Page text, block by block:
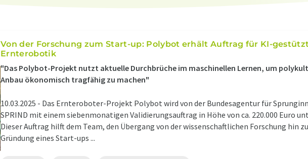
Von der Forschung zum Start-up: Polybot erhält Auftrag für KI-
Ernterobotik
"Das Polybot-Projekt nutzt aktuelle Durchbrüche im maschinellen Lernen, um
Anbau ökonomisch tragfähig zu machen"
10.03.2025 - Das Ernteroboter-Projekt Polybot wird von der Bundesagentur für
SPRIND mit einem siebenmonatigen Validierungsauftrag in Höhe von ca. 220.000 Euro
Dieser Auftrag hilft dem Team, den Übergang von der wissenschaftlichen Forschung hin
Gründung eines Start-ups ...